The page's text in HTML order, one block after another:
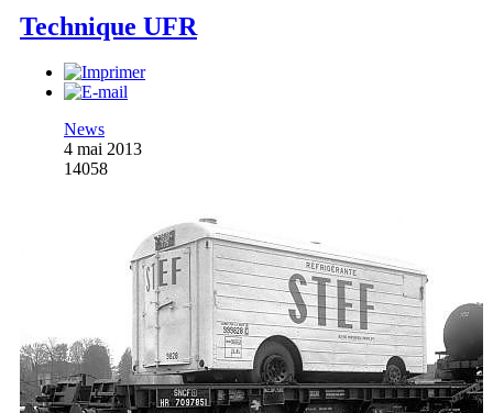
Technique UFR
News
4 mai 2013
14058